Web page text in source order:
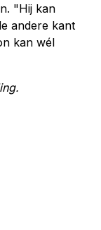
"Hij kan
andere kant
kan wél